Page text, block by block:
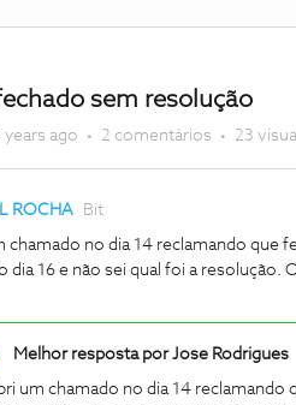
sem resolução
ago 2 comentários 23
ROCHA Bit
chamado no dia 14 reclamando que
dia 16 e não sei qual foi a resolução.
Melhor resposta porJose Rodrigues
um chamado no dia 14 reclamando